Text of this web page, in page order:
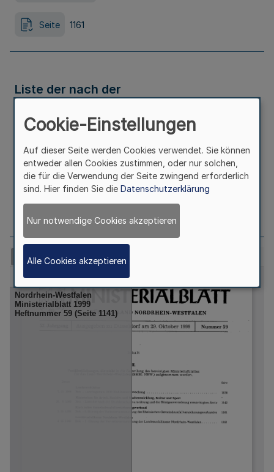
Seite 1161
Liste der nach der
Strahlenschutzverordnung und der
Erschienen in Teil 2
Cookie-Einstellungen
Auf dieser Seite werden Cookies verwendet. Sie können
entweder allen Cookies zustimmen, oder nur solchen,
die für die Verwendung der Seite zwingend erforderlich
sind. Hier finden Sie die Datenschutzerklärung
Nur notwendige Cookies akzeptieren
Alle Cookies akzeptieren